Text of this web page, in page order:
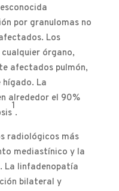
por granulomas no
Los
órgano,
afectados pulmón,
La
alrededor el 90%
1
.
radiológicos más
mediastínico y la
La linfadenopatía
bilateral y